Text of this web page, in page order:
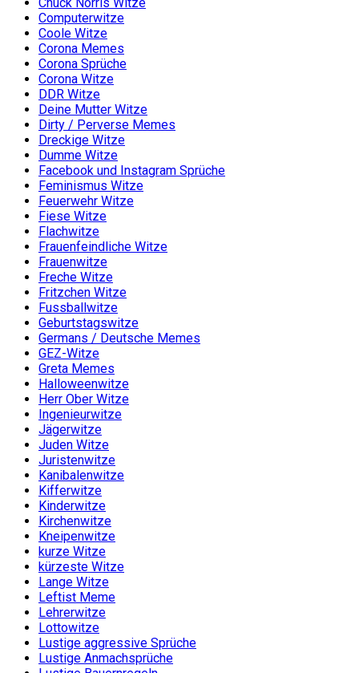
Computerwitze
Coole Witze
Corona Memes
Corona Sprüche
Corona Witze
DDR Witze
Deine Mutter Witze
Dirty / Perverse Memes
Dreckige Witze
Dumme Witze
Facebook und Instagram Sprüche
Feminismus Witze
Feuerwehr Witze
Fiese Witze
Flachwitze
Frauenfeindliche Witze
Frauenwitze
Freche Witze
Fritzchen Witze
Fussballwitze
Geburtstagswitze
Germans / Deutsche Memes
GEZ-Witze
Greta Memes
Halloweenwitze
Herr Ober Witze
Ingenieurwitze
Jägerwitze
Juden Witze
Juristenwitze
Kanibalenwitze
Kifferwitze
Kinderwitze
Kirchenwitze
Kneipenwitze
kurze Witze
kürzeste Witze
Lange Witze
Leftist Meme
Lehrerwitze
Lottowitze
Lustige aggressive Sprüche
Lustige Anmachsprüche